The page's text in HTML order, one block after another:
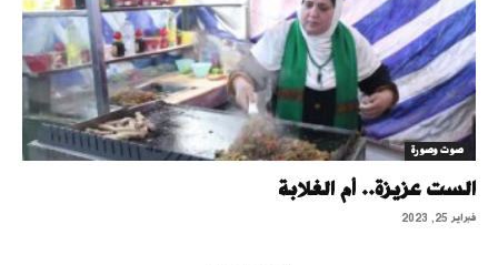
صوت وصورة
الست عزيزة.. أم الغلابة
فبراير 25, 2023